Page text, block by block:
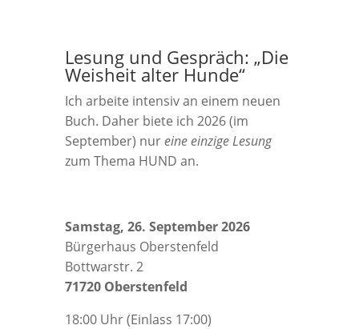
Lesung und Gespräch: „Die
Weisheit alter Hunde“
Ich arbeite intensiv an einem neuen
Buch. Daher biete ich 2026 (im
September) nureine einzige Lesung
zum Thema HUND an.
Samstag, 26. September 2026
Bürgerhaus Oberstenfeld
Bottwarstr. 2
71720 Oberstenfeld
18:00 Uhr (Einlass 17:00)